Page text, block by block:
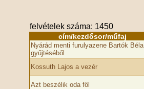
felvételek száma: 1450
cím/kezdősor/műfaj
Nyárád menti furulyazene Bartók Béla
gyűjtéséből
Kossuth Lajos a vezér
Azt beszélik oda föl